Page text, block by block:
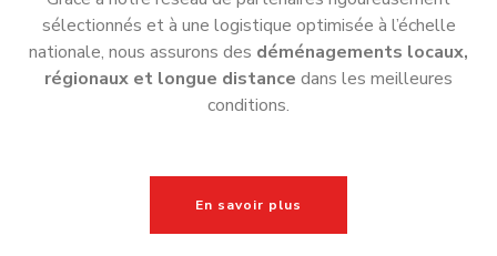
Allez plus loin avec Déménagement